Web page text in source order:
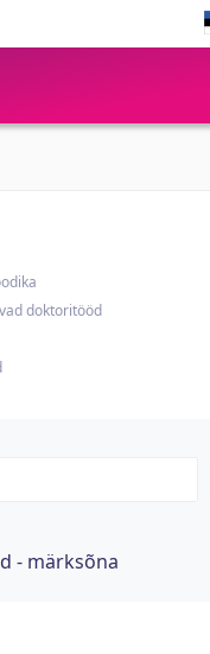
doktoritööd
- märksõna